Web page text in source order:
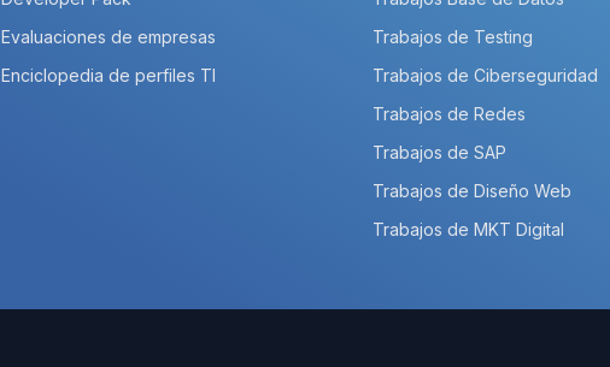
Evaluaciones de empresas
Enciclopedia de perfiles TI
Trabajos de Testing
Trabajos de Ciberseguridad
Trabajos de Redes
Trabajos de SAP
Trabajos de Diseño Web
Trabajos de MKT Digital